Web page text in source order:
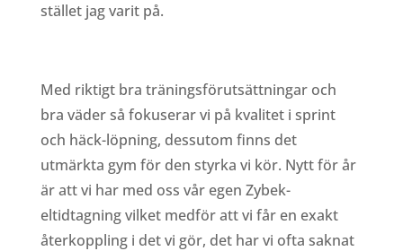
stället jag varit på.
Med riktigt bra träningsförutsättningar och
bra väder så fokuserar vi på kvalitet i sprint
och häck-löpning, dessutom finns det
utmärkta gym för den styrka vi kör. Nytt för år
är att vi har med oss vår egen Zybek-
eltidtagning vilket medför att vi får en exakt
återkoppling i det vi gör, det har vi ofta saknat